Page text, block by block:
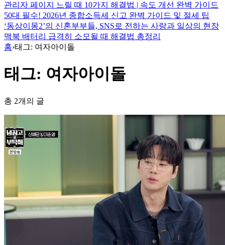
관리자 페이지 느릴 때 10가지 해결법 | 속도 개선 완벽 가이드
50대 필수! 2026년 종합소득세 신고 완벽 가이드 및 절세 팁
‘동상이몽2’의 신혼부부들, SNS로 전하는 사랑과 일상의 현장
맥북 배터리 급격히 소모될 때 해결법 총정리
홈›태그: 여자아이돌
태그: 여자아이돌
총 2개의 글